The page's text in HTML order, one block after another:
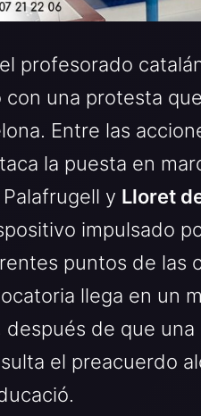
profesorado
con una protesta
Entre las
la puesta en
y Lloret
impulsado
puntos de las
llega en un
de que
el preacuerdo